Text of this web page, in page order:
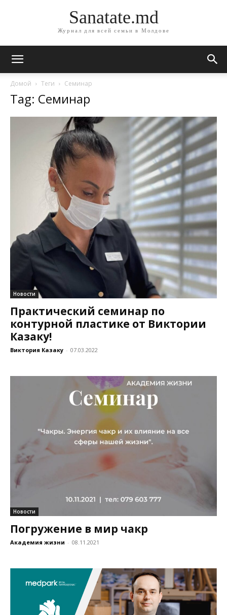
Sanatate.md
Журнал для всей семьи в Молдове
Домой Теги Семинар
Tag: Семинар
Новости
Практический семинар по
контурной пластике от Виктории
Казаку!
Виктория Казаку - 07.03.2022
Новости
Погружение в мир чакр
Академия жизни - 08.11.2021